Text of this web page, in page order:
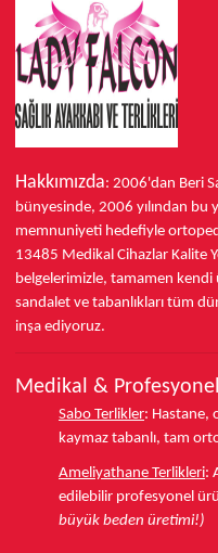
Hakkımızda: 2006'dan Beri
bünyesinde, 2006 yılından bu
memnuniyeti hedefiyle
13485 Medikal Cihazlar Kalite
belgelerimizle, tamamen
sandalet ve tabanlıkları tüm
inşa ediyoruz.
Medikal &
Sabo Terlikler: Hastane,
kaymaz tabanlı, tam
Ameliyathane Terlikleri:
edilebilir profesyonel
büyük beden üretimi!)